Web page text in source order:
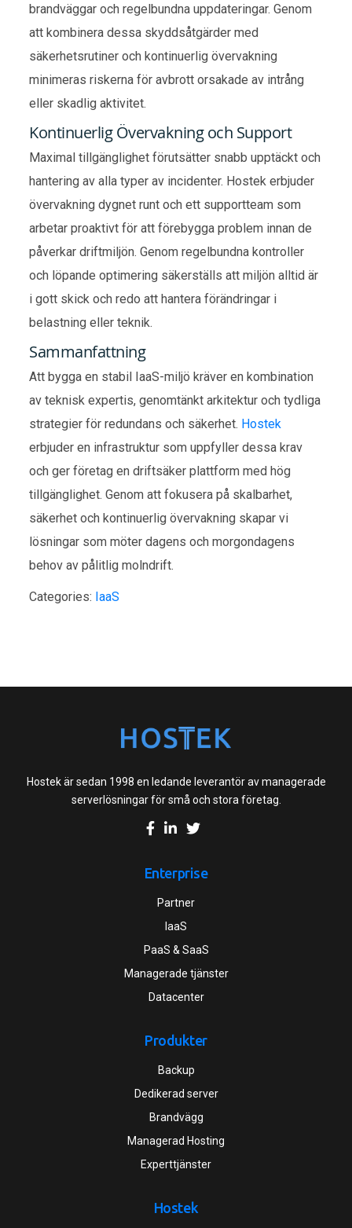
brandväggar och regelbundna uppdateringar. Genom
att kombinera dessa skyddsåtgärder med
säkerhetsrutiner och kontinuerlig övervakning
minimeras riskerna för avbrott orsakade av intrång
eller skadlig aktivitet.
Kontinuerlig Övervakning och Support
Maximal tillgänglighet förutsätter snabb upptäckt och
hantering av alla typer av incidenter. Hostek erbjuder
övervakning dygnet runt och ett supportteam som
arbetar proaktivt för att förebygga problem innan de
påverkar driftmiljön. Genom regelbundna kontroller
och löpande optimering säkerställs att miljön alltid är
i gott skick och redo att hantera förändringar i
belastning eller teknik.
Sammanfattning
Att bygga en stabil IaaS-miljö kräver en kombination
av teknisk expertis, genomtänkt arkitektur och tydliga
strategier för redundans och säkerhet. Hostek
erbjuder en infrastruktur som uppfyller dessa krav
och ger företag en driftsäker plattform med hög
tillgänglighet. Genom att fokusera på skalbarhet,
säkerhet och kontinuerlig övervakning skapar vi
lösningar som möter dagens och morgondagens
behov av pålitlig molndrift.
Categories: IaaS
Hostek är sedan 1998 en ledande leverantör av managerade
serverlösningar för små och stora företag.
Enterprise
Partner
IaaS
PaaS & SaaS
Managerade tjänster
Datacenter
Produkter
Backup
Dedikerad server
Brandvägg
Managerad Hosting
Experttjänster
Hostek